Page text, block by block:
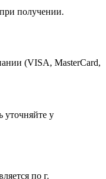
получении.
(VISA, MasterCard,
у
по г.